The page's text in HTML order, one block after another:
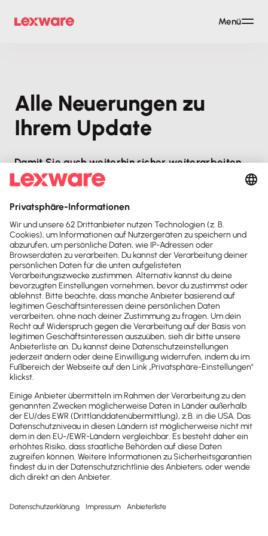
Alle Neuerungen zu
Ihrem Update
Damit Sie auch weiterhin sicher weiterarbeiten
können, haben wir Ihre Software aktualisiert.
und gesetzlichen Änderungen wir in Ihrem
Programm realisiert haben? Dann informieren Sie
sich jetzt. Wir haben alle wichtigen Informationen
für Sie zusammengestellt.
Einfach unten Software auswählen und
Neuerungen abrufen!
Mach's dir leicht und gib deinem Business den
entscheidenden Push – mit unserer Software für
Menü